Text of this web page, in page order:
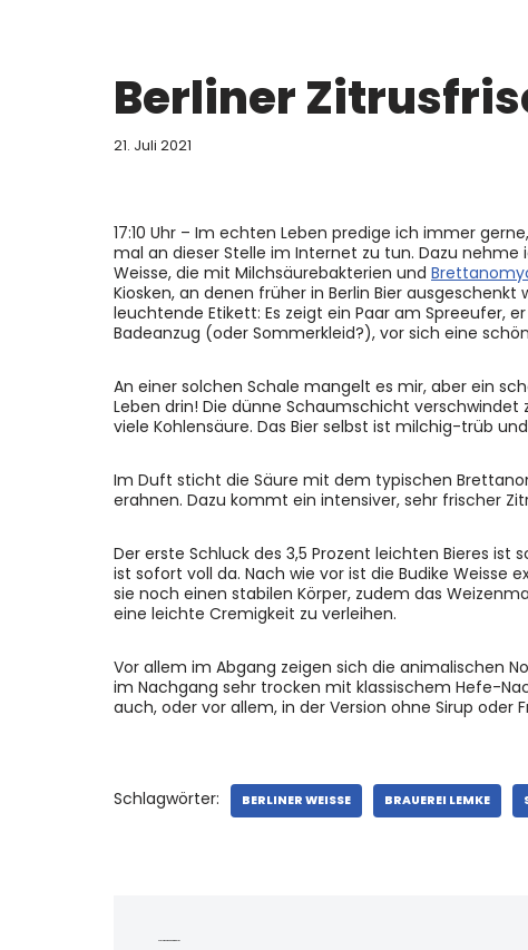
Berliner
21. Juli 2021
17:10 Uhr – Im echten Leben predige ich immer
mal an dieser Stelle im Internet zu tun. Dazu nehme
Weisse, die mit Milchsäurebakterien und
Kiosken, an denen früher in Berlin Bier
leuchtende Etikett: Es zeigt ein Paar am Spreeufer,
Badeanzug (oder Sommerkleid?), vor sich eine
An einer solchen Schale mangelt es mir, aber ein
Leben drin! Die dünne Schaumschicht
viele Kohlensäure. Das Bier selbst ist milchig-trüb
Im Duft sticht die Säure mit dem typischen
erahnen. Dazu kommt ein intensiver, sehr frischer
Der erste Schluck des 3,5 Prozent leichten Bieres
ist sofort voll da. Nach wie vor ist die Budike
sie noch einen stabilen Körper, zudem das
eine leichte Cremigkeit zu verleihen.
Vor allem im Abgang zeigen sich die animalischen
im Nachgang sehr trocken mit klassischem Hefe-
auch, oder vor allem, in der Version ohne Sirup oder
Schlagwörter: BERLINER WEISSE BRAUEREI LEMKE